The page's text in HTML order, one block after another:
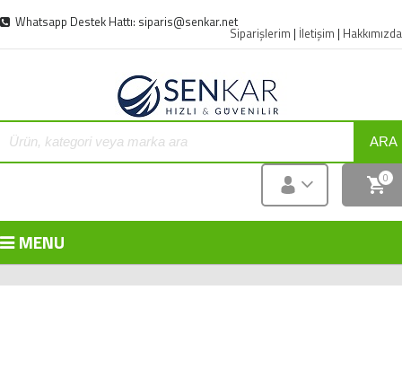
Whatsapp Destek Hattı: siparis@senkar.net
Siparişlerim | İletişim | Hakkımızda
ARA
0
MENU